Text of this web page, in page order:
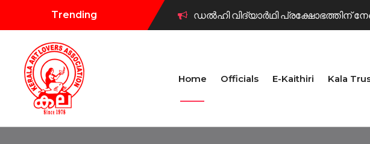
Trending ഡൽഹി വിദ്യാർഥി പ്രക്ഷോഭത്തിന്
Home Officials E-Kaithiri Kala